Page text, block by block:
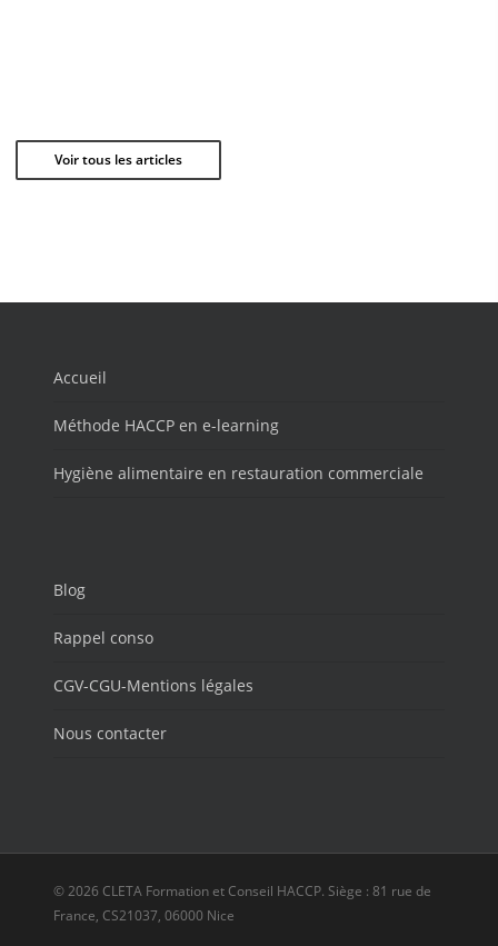
Voir tous les articles
Accueil
Méthode HACCP en e-learning
Hygiène alimentaire en restauration commerciale
Blog
Rappel conso
CGV-CGU-Mentions légales
Nous contacter
© 2026 CLETA Formation et Conseil HACCP. Siège : 81 rue de
France, CS21037, 06000 Nice